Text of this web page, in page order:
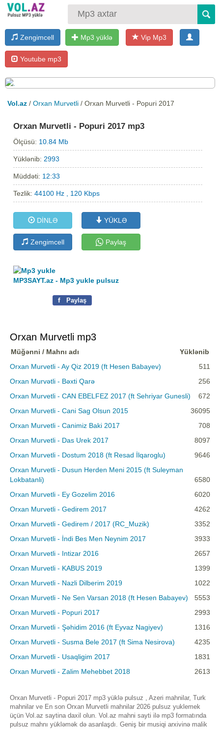
Zengimcell Mp3 yüklə Vip Mp3
Youtube mp3
Vol.az / Orxan Murvetli / Orxan Murvetli - Popuri 2017
Orxan Murvetli - Popuri 2017 mp3
Ölçüsü: 10.84 Mb
Yüklənib: 2993
Müddəti: 12:33
Tezlik:44100 Hz , 120 Kbps
DİNLƏ YÜKLƏ
Zengimcell Paylaş
MP3SAYT.az - Mp3 yukle pulsuz
f Paylaş
Orxan Murvetli mp3
Müğənni / Mahnı adı
Yüklənib
Orxan Murvetli - Ay Qiz 2019 (ft Hesen Babayev)
511
Orxan Murvətli - Bəxti Qarə
256
Orxan Murvetli - CAN EBELFEZ 2017 (ft Sehriyar Gunesli)
672
Orxan Murvetli - Cani Sag Olsun 2015
36095
Orxan Murvetli - Canimiz Baki 2017
708
Orxan Murvetli - Das Urek 2017
8097
Orxan Murvetli - Dostum 2018 (ft Resad İlqaroglu)
9646
Orxan Murvetli - Dusun Herden Meni 2015 (ft Suleyman
Lokbatanli)
6580
Orxan Murvetli - Ey Gozelim 2016
6020
Orxan Murvetli - Gedirem 2017
4262
Orxan Murvetli - Gedirem / 2017 (RC_Muzik)
3352
Orxan Murvetli - İndi Bes Men Neynim 2017
3933
Orxan Murvetli - Intizar 2016
2657
Orxan Murvetli - KABUS 2019
1399
Orxan Murvetli - Nazli Dilberim 2019
1022
Orxan Murvetli - Ne Sen Varsan 2018 (ft Hesen Babayev)
5553
Orxan Murvetli - Popuri 2017
2993
Orxan Murvetli - Şəhidim 2016 (ft Eyvaz Nagiyev)
1316
Orxan Murvetli - Susma Bele 2017 (ft Sima Nesirova)
4235
Orxan Murvetli - Usaqligim 2017
1831
Orxan Murvetli - Zalim Mehebbet 2018
2613
Orxan Murvetli - Popuri 2017 mp3 yüklə pulsuz , Azeri mahnilar, Turk
mahnilar ve En son Orxan Murvetli mahnilar 2026 pulsuz yuklemek
üçün Vol.az saytina daxil olun. Vol.az mahni sayti ilə mp3 formatında
pulsuz mahnı yükləmək də asanlaşdı. Geniş bir musiqi arxivinə malik